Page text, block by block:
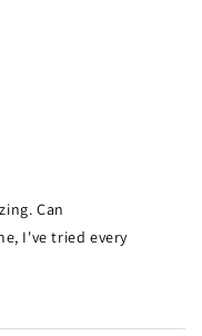
Can
I've tried every